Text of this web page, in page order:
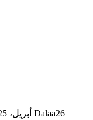
Dalaa26 أبريل، 2025